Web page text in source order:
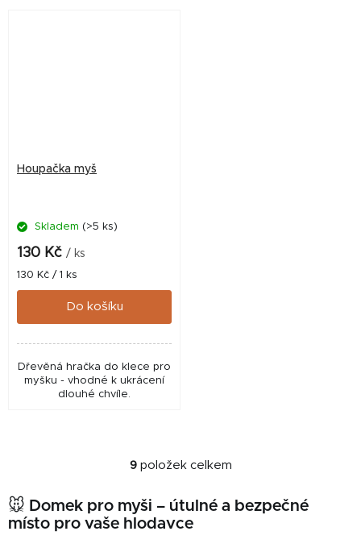
Houpačka myš
Skladem (>5 ks)
130 Kč / ks
Měrná
cena:
130 Kč / 1 ks
Do košíku
Dřevěná hračka do klece pro
myšku - vhodné k ukrácení
dlouhé chvíle.
O
l
á
9položek celkem
🐭 Domek pro myši – útulné a bezpečné
místo pro vaše hlodavce